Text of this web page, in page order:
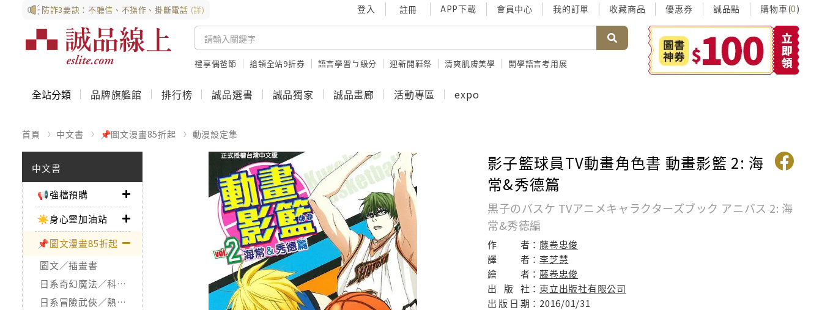
防詐3要訣：不聽信、不操作、掛斷電話 (詳) 登入 註冊 APP下載 會員中心 我的訂單 收藏商品 優惠券 誠品點 購物車(0)
禮享偶爸節 搶領全站9折券 語言學習ㄅ級分 迎新開鞋祭 清爽肌膚美學 開學語言考用展
全站分類 品牌旗艦館 排行榜 誠品選書 誠品獨家 誠品畫廊 活動專區 expo
首頁 中文書 📌圖文漫畫85折起 動漫設定集
中文書
📢強檔預購
☀️身心靈加油站
📌圖文漫畫85折起
圖文／插畫書
日系奇幻魔法／科幻冒險
日系冒險武俠／熱血運動
影子籃球員TV動畫角色書 動畫影籃 2: 海
常&秀德篇
黒子のバスケ TVアニメキャラクターズブック アニバス 2: 海
常&秀徳編
作 者： 藤卷忠俊
譯
者：李芝慧
繪
者： 藤卷忠俊
出
版 社： 東立出版社有限公司
出 版 日 期： 2016/01/31